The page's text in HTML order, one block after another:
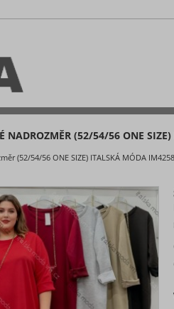
NADROZMĚR (52/54/56 ONE
(52/54/56 ONE SIZE) ITALSKÁ MÓDA